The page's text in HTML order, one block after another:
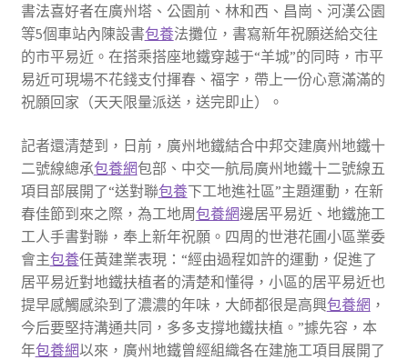
書法喜好者在廣州塔、公園前、林和西、昌崗、河漢公園
等5個車站內陳設書包養法攤位，書寫新年祝願送給交往
的市平易近。在搭乘搭座地鐵穿越于“羊城”的同時，市平
易近可現場不花錢支付揮春、福字，帶上一份心意滿滿的
祝願回家（天天限量派送，送完即止）。
記者還清楚到，日前，廣州地鐵結合中邦交建廣州地鐵十
二號線總承包養網包部、中交一航局廣州地鐵十二號線五
項目部展開了“送對聯包養下工地進社區”主題運動，在新
春佳節到來之際，為工地周包養網邊居平易近、地鐵施工
工人手書對聯，奉上新年祝願。四周的世港花圃小區業委
會主包養任黃建業表現：“經由過程如許的運動，促進了
居平易近對地鐵扶植者的清楚和懂得，小區的居平易近也
提早感觸感染到了濃濃的年味，大師都很是高興包養網 ，
今后要堅持溝通共同，多多支撐地鐵扶植。”據先容，本
年包養網以來，廣州地鐵曾經組織各在建施工項目展開了